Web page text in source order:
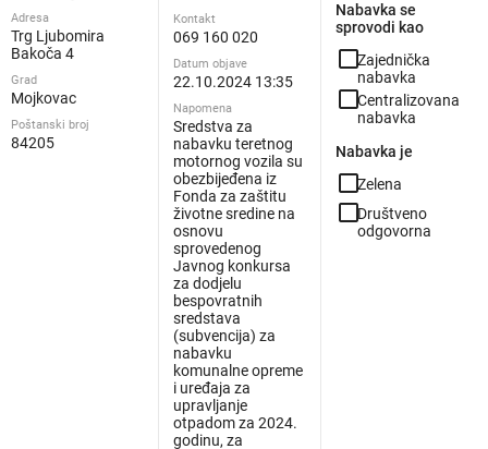
Kontakt
069 160 020
Datum objave
22.10.2024 13:35
Napomena
Sredstva za
nabavku teretnog
motornog vozila su
obezbijeđena iz
Fonda za zaštitu
životne sredine na
osnovu
sprovedenog
Javnog konkursa
za dodjelu
bespovratnih
sredstava
(subvencija) za
nabavku
komunalne opreme
i uređaja za
upravljanje
otpadom za 2024.
godinu, za
Nabavka se
sprovodi kao
check_box_outline_blankZajednička
nabavka
check_box_outline_blankCentralizovana
nabavka
Nabavka je
check_box_outline_blankZelena
check_box_outline_blankDruštveno
odgovorna
Adresa
Trg Ljubomira
Bakoča 4
Grad
Mojkovac
Poštanski broj
84205